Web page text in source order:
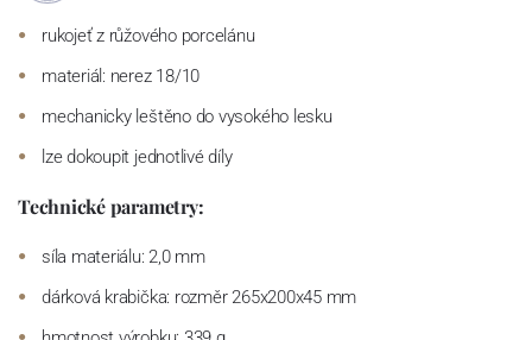
rukojeť z růžového porcelánu
materiál: nerez 18/10
mechanicky leštěno do vysokého lesku
lze dokoupit jednotlivé díly
Technické parametry:
síla materiálu: 2,0 mm
dárková krabička: rozměr 265x200x45 mm